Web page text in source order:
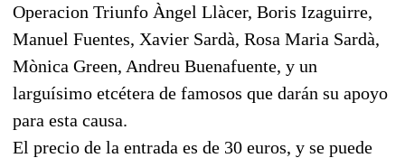
Operacion Triunfo Àngel Llàcer, Boris Izaguirre,
Manuel Fuentes, Xavier Sardà, Rosa Maria Sardà,
Mònica Green, Andreu Buenafuente, y un
larguísimo etcétera de famosos que darán su apoyo
para esta causa.
El precio de la entrada es de 30 euros, y se puede